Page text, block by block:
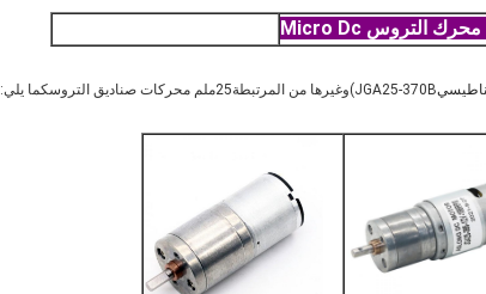
JGA25-370B) وغيرها من المرتبطة25ملم محركات صناديق التروسكما يلي: